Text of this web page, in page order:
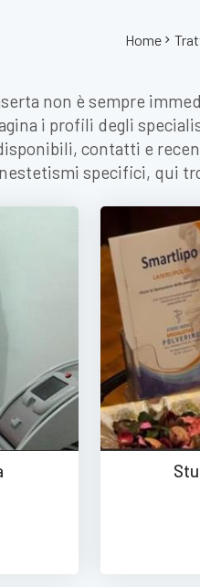
Home
non è sempre
i profili degli
contatti e
specifici, qui